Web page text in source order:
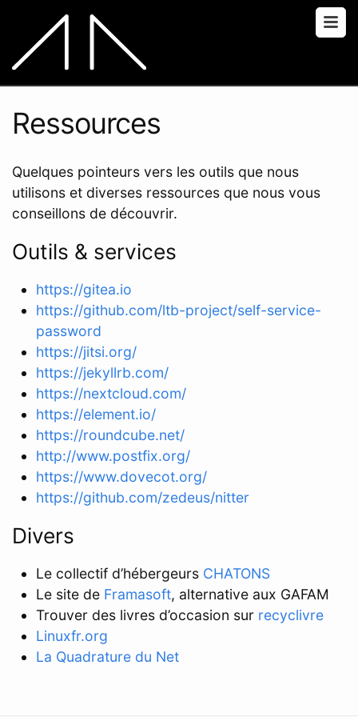
Ressources
Quelques pointeurs vers les outils que nous
utilisons et diverses ressources que nous vous
conseillons de découvrir.
Outils & services
https://gitea.io
https://github.com/ltb-project/self-service-
password
https://jitsi.org/
https://jekyllrb.com/
https://nextcloud.com/
https://element.io/
https://roundcube.net/
http://www.postfix.org/
https://www.dovecot.org/
https://github.com/zedeus/nitter
Divers
Le collectif d’hébergeurs CHATONS
Le site de Framasoft, alternative aux GAFAM
Trouver des livres d’occasion sur recyclivre
Linuxfr.org
La Quadrature du Net